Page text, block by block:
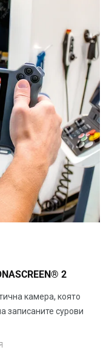
2
камера, която
записаните сурови